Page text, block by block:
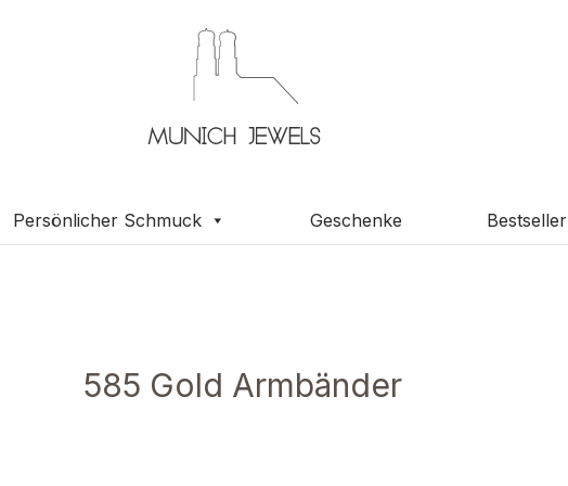
Persönlicher Schmuck Geschenke Bestseller
585 Gold Armbänder